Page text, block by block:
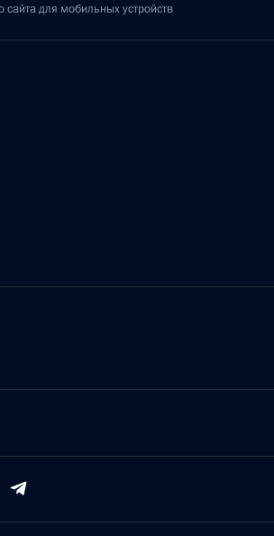
для мобильных устройств